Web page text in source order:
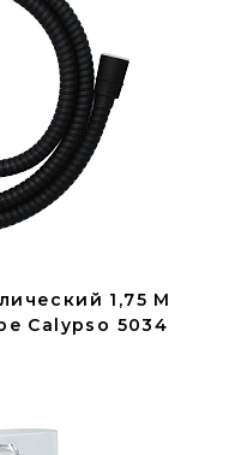
1,75 М
Calypso 5034